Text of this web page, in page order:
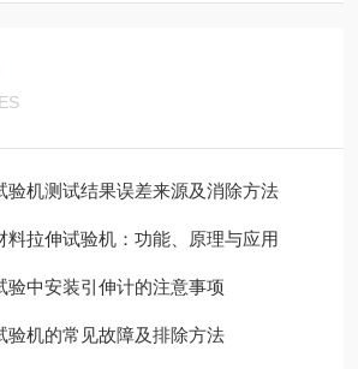
验机测试结果误差来源及消除方法
料拉伸试验机：功能、原理与应用​
验中安装引伸计的注意事项
验机的常见故障及排除方法